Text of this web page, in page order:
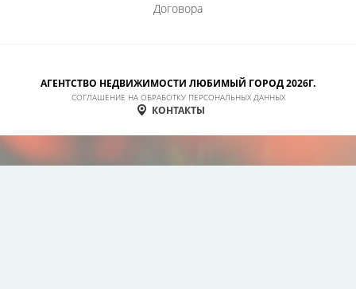
Договора
АГЕНТСТВО НЕДВИЖИМОСТИ ЛЮБИМЫЙ ГОРОД 2026Г.
СОГЛАШЕНИЕ НА ОБРАБОТКУ ПЕРСОНАЛЬНЫХ ДАННЫХ
КОНТАКТЫ